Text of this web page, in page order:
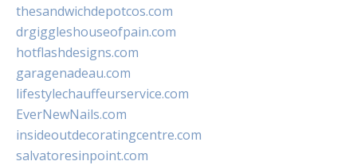
thesandwichdepotcos.com
drgiggleshouseofpain.com
hotflashdesigns.com
garagenadeau.com
lifestylechauffeurservice.com
EverNewNails.com
insideoutdecoratingcentre.com
salvatoresinpoint.com